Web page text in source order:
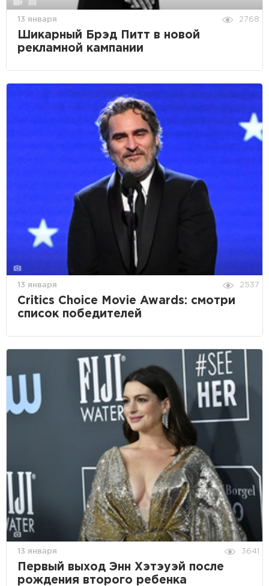
13 января 2768
Шикарный Брэд Питт в новой
рекламной кампании
13 января 2537
Critics Choice Movie Awards: смотри
список победителей
13 января 3641
Первый выход Энн Хэтэуэй после
рождения второго ребенка